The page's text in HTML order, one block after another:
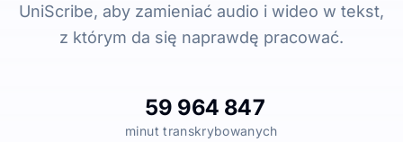
UniScribe, aby zamieniać audio i wideo w tekst,
z którym da się naprawdę pracować.
59 964 847
minut transkrybowanych